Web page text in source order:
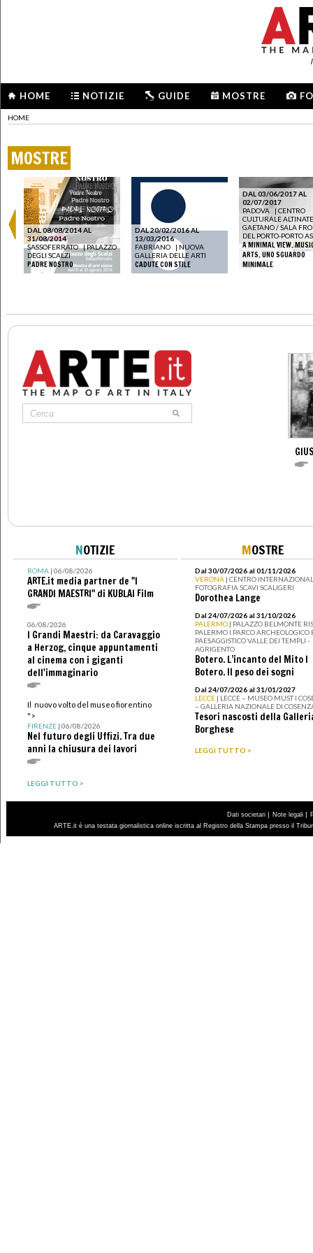
HOME NOTIZIE GUIDE MOSTRE
HOME
MOSTRE
DAL 08/08/2014 AL
31/08/2014
SASSOFERRATO |PALAZZO
DEGLI SCALZI
PADRE NOSTRO
DAL 20/02/2016 AL
13/03/2016
FABRIANO
| NUOVA
GALLERIA DELLE ARTI
CADUTE CON STILE
DAL 03/06/2017 AL
02/07/2017
PADOVA
| CENTRO
CULTURALE
GAETANO / SALA
DEL PORTO-PORTO
A MINIMAL VIEW.
ARTS. UNO SGUARDO
MINIMALE
NOTIZIE
ROMA| 06/08/2026
ARTE.it media partner de "I
GRANDI MAESTRI" di KUBLAI Film
06/08/2026
I Grandi Maestri: da Caravaggio
a Herzog, cinque appuntamenti
al cinema con i giganti
dell'immaginario
Il nuovo volto del museo fiorentino
">
FIRENZE| 06/08/2026
Nel futuro degli Uffizi. Tra due
anni la chiusura dei lavori
LEGGI TUTTO >
MOSTRE
Dal 30/07/2026 al 01/11/2026
VERONA | CENTRO
FOTOGRAFIA SCAVI SCALIGERI
Dorothea Lange
Dal 24/07/2026 al 31/10/2026
PALERMO | PALAZZO BELMONTE
PALERMO I PARCO ARCHEOLOGICO
PAESAGGISTICO VALLE DEI TEMPLI -
AGRIGENTO
Botero. L’incanto del Mito I
Botero. Il peso dei sogni
Dal 24/07/2026 al 31/01/2027
LECCE | LECCE – MUSEO MUST I
– GALLERIA NAZIONALE DI
Tesori nascosti della
Borghese
LEGGI TUTTO >
Dati societari | Note legali |
ARTE.it è una testata giornalistica online iscritta al Registro della Stampa presso il